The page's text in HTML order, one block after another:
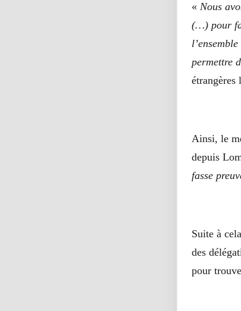
« Nous
(…) pour
permettre
étrangères
Ainsi, le
depuis
fasse
Suite à
des
pour